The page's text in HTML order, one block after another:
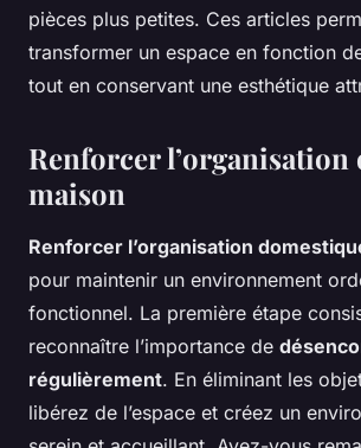
pièces plus petites. Ces articles
transformer un espace en fonction
tout en conservant une esthétique
Renforcer l’organisation
maison
Renforcer l’organisation
pour maintenir un environnement
fonctionnel. La première étape
reconnaître l’importance de
régulièrement. En éliminant les
libérez de l’espace et créez un